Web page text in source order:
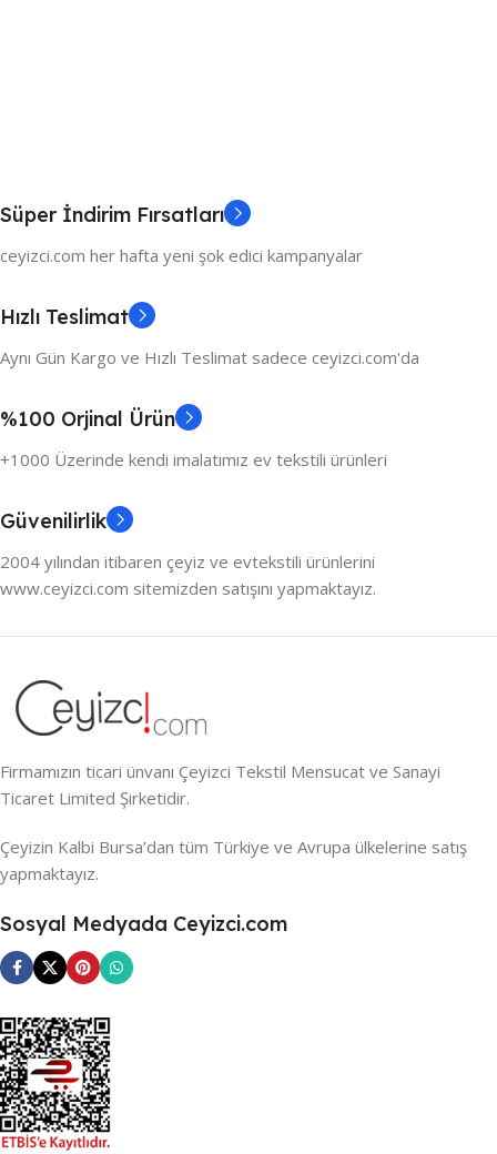
Süper İndirim Fırsatları
ceyizci.com her hafta yeni şok edici kampanyalar
Hızlı Teslimat
Aynı Gün Kargo ve Hızlı Teslimat sadece ceyizci.com'da
%100 Orjinal Ürün
+1000 Üzerinde kendi imalatımız ev tekstili ürünleri
Güvenilirlik
2004 yılından itibaren çeyiz ve evtekstili ürünlerini
www.ceyizci.com sitemizden satışını yapmaktayız.
Firmamızın ticari ünvanı Çeyizci Tekstil Mensucat ve Sanayi
Ticaret Limited Şirketidir.
Çeyizin Kalbi Bursa’dan tüm Türkiye ve Avrupa ülkelerine satış
yapmaktayız.
Sosyal Medyada Ceyizci.com